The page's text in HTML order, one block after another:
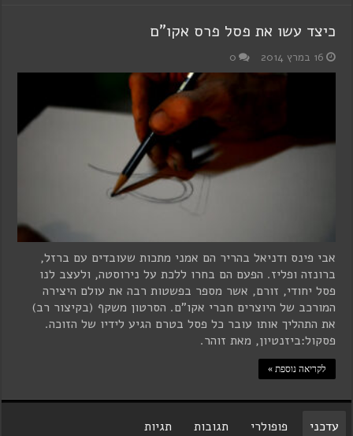
כיצד עשו את פסל פרס אקו"ם
16 במרץ 2014 0
אבי פינס ודניאל בהריר הם אמני מתכות שעובדים עם ברזל,
ברונזה ופליז. הפעם הם בחרו ללכת על נירוסטה, ולעצב לנו
פסל יחודי, זורם, אשר מספר בפשטות רבה את עולם היצירה
המורכב של היוצרים חברי אקו"ם. הסרטון משקף (בקיצור רב)
את התהליך אותו עובר כל פסל בטרם הגיע לידיו של הזוכה.
פסקול:ביזנטיון, מאת זוהר.
לקריאה נוספת »
עדכני פופולרי תגובות
תגיות